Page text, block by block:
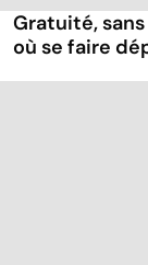
Gratuité,
où se faire